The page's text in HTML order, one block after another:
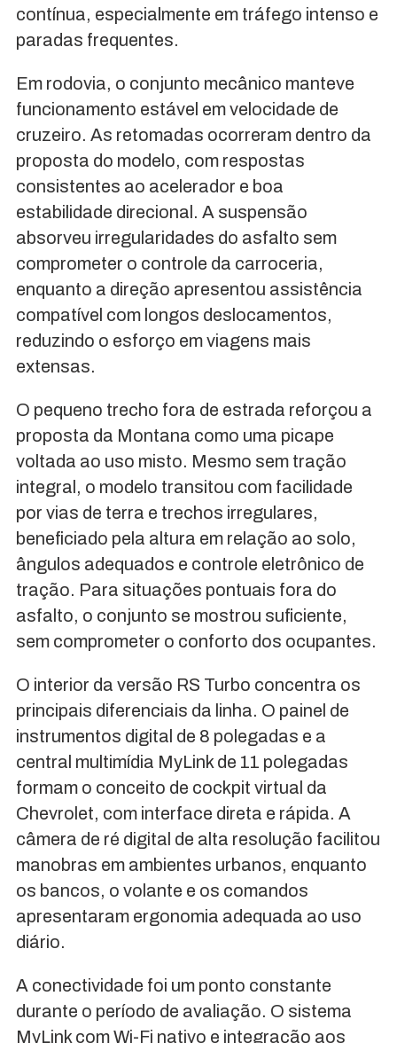
contínua, especialmente em tráfego intenso e
paradas frequentes.
Em rodovia, o conjunto mecânico manteve
funcionamento estável em velocidade de
cruzeiro. As retomadas ocorreram dentro da
proposta do modelo, com respostas
consistentes ao acelerador e boa
estabilidade direcional. A suspensão
absorveu irregularidades do asfalto sem
comprometer o controle da carroceria,
enquanto a direção apresentou assistência
compatível com longos deslocamentos,
reduzindo o esforço em viagens mais
extensas.
O pequeno trecho fora de estrada reforçou a
proposta da Montana como uma picape
voltada ao uso misto. Mesmo sem tração
integral, o modelo transitou com facilidade
por vias de terra e trechos irregulares,
beneficiado pela altura em relação ao solo,
ângulos adequados e controle eletrônico de
tração. Para situações pontuais fora do
asfalto, o conjunto se mostrou suficiente,
sem comprometer o conforto dos ocupantes.
O interior da versão RS Turbo concentra os
principais diferenciais da linha. O painel de
instrumentos digital de 8 polegadas e a
central multimídia MyLink de 11 polegadas
formam o conceito de cockpit virtual da
Chevrolet, com interface direta e rápida. A
câmera de ré digital de alta resolução facilitou
manobras em ambientes urbanos, enquanto
os bancos, o volante e os comandos
apresentaram ergonomia adequada ao uso
diário.
A conectividade foi um ponto constante
durante o período de avaliação. O sistema
MyLink com Wi-Fi nativo e integração aos